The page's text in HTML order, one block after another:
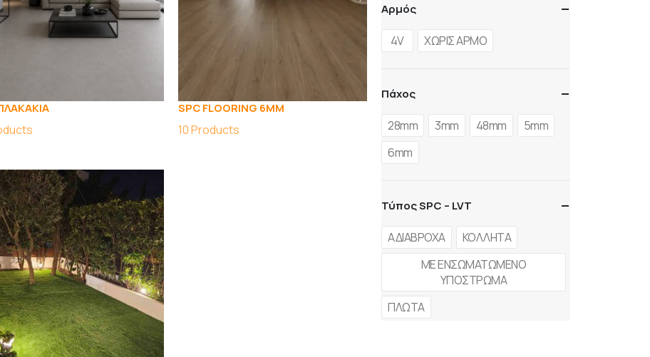
SPC FLOORING 6MM
10Products
Αρμός
4V ΧΩΡΙΣ ΑΡΜΟ
Πάχος
28mm 3mm 48mm
5mm
6mm
Τύπος SPC – LVT
ΑΔΙΑΒΡΟΧΑ
ΚΟΛΛΗΤΑ
ΜΕ ΕΝΣΩΜΑΤΩΜΕΝΟ
ΥΠΟΣΤΡΩΜΑ
ΠΛΩΤΑ